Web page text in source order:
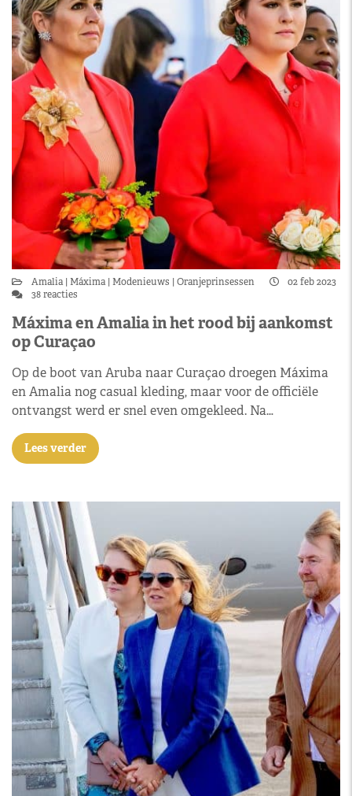
Amalia Máxima Modenieuws Oranjeprinsessen
02 feb 2023
38 reacties
Máxima en Amalia in het rood bij aankomst
op Curaçao
Op de boot van Aruba naar Curaçao droegen Máxima
en Amalia nog casual kleding, maar voor de officiële
ontvangst werd er snel even omgekleed. Na…
Lees verder